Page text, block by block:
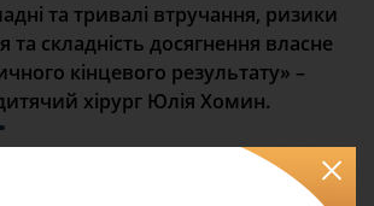
та тривалі втручання, ризики
та складність досягнення власне
кінцевого результату» –
хірург Юлія Хомин.